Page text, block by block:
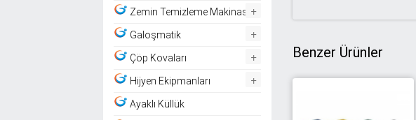
Benzer Ürünler
Zemin Temizleme Makinası +
Galoşmatik +
Çöp Kovaları +
Hijyen Ekipmanları +
Ayaklı Küllük